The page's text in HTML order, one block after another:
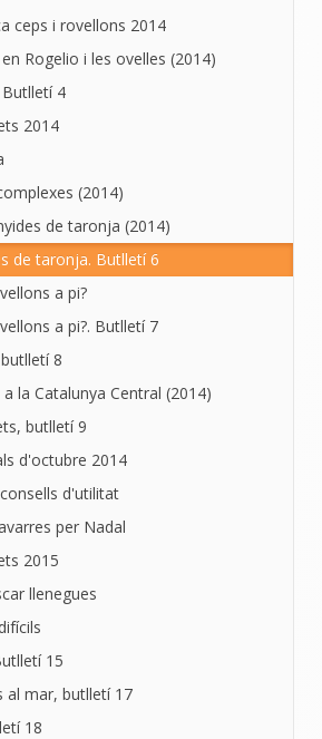
ceps i rovellons 2014
Rogelio i les ovelles (2014)
Butlletí 4
2014
(2014)
de taronja (2014)
de taronja. Butlletí 6
a pi?
a pi?. Butlletí 7
8
la Catalunya Central (2014)
butlletí 9
d'octubre 2014
d'utilitat
per Nadal
2015
llenegues
15
al mar, butlletí 17
18